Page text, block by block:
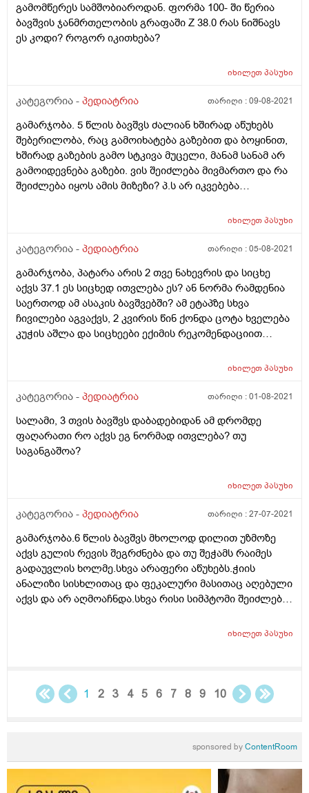
გამომწერეს სამშობიაროდან. ფორმა 100- ში წერია
ბავშვის ჯანმრთელობის გრაფაში Z 38.0 რას ნიშნავს
ეს კოდი? როგორ იკითხება?
იხილეთპასუხი
კატეგორია - პედიატრია თარიღი :09-08-2021
გამარჯობა. 5 წლის ბავშვს ძალიან ხშირად აწუხებს
შებერილობა, რაც გამოიხატება გაზებით და ბოყინით,
ხშირად გაზების გამო სტკივა მუცელი, მანამ სანამ არ
გამოიდევნება გაზები. ვის შეიძლება მივმართო და რა
შეიძლება იყოს ამის მიზეზი? პ.ს არ იკვებება
იხილეთპასუხი
კატეგორია - პედიატრია თარიღი :05-08-2021
გამარჯობა, პატარა არის 2 თვე ნახევრის და სიცხე
აქვს 37.1 ეს სიცხედ ითვლება ეს? ან ნორმა რამდენია
საერთოდ ამ ასაკის ბავშვებში? ამ ეტაპზე სხვა
ჩივილები აგვაქვს, 2 კვირის წინ ქონდა ცოტა ხველება
კუჭის აშლა და სიცხეები ექიმის რეკომენდაციით
ეხლა არაქვს მსგავსი ჩივები, გთხოვთ მიპასუხოთ
იხილეთპასუხი
კატეგორია - პედიატრია თარიღი :01-08-2021
სალამი, 3 თვის ბავშვს დაბადებიდან ამ დრომდე
ფაღარათი რო აქვს ეგ ნორმად ითვლება? თუ
საგანგაშოა?
იხილეთპასუხი
კატეგორია - პედიატრია თარიღი :27-07-2021
გამარჯობა.6 წლის ბავშვს მხოლოდ დილით უზმოზე
აქვს გულის რევის შეგრძნება და თუ შეჭამს რაიმეს
გადაუვლის ხოლმე.სხვა არაფერი აწუხებს.ჭიის
ანალიზი სისხლითაც და ფეკალური მასითაც აღებული
აქვს და არ აღმოაჩნდა.სხვა რისი სიმპტომი შეიძლება
იხილეთპასუხი
1 2 3 4 5 6 7 8 9 10
sponsored byContentRoom